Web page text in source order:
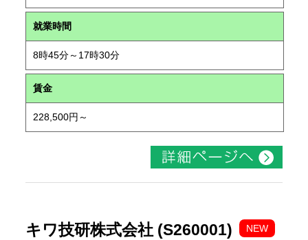
就業時間
8時45分～17時30分
賃金
228,500円～
キワ技研株式会社 (S260001) NEW